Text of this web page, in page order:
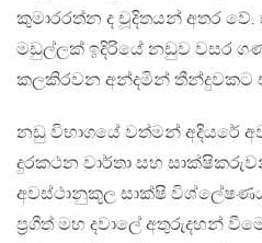
කුමාරරත්න ද චූදිතයන් අතර වේ.
මඩුල්ලක් ඉදිරියේ නඩුව වසර
කලකිරවන අන්දමින් තීන්දුවකට
නඩු විභාගයේ වත්මන් අදියරේ
දුරකථන වාර්තා සහ
අවස්ථානුකූල සාක්ෂි
ප්‍රගීත් මහ දවාලේ අතුරුදහන්